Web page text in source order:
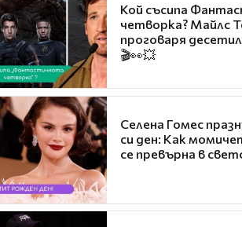
Кой съсипа
четворка? Майлс
проговаря
🎬👀💥
Селена Гомес
си ден: Как
се превърна в